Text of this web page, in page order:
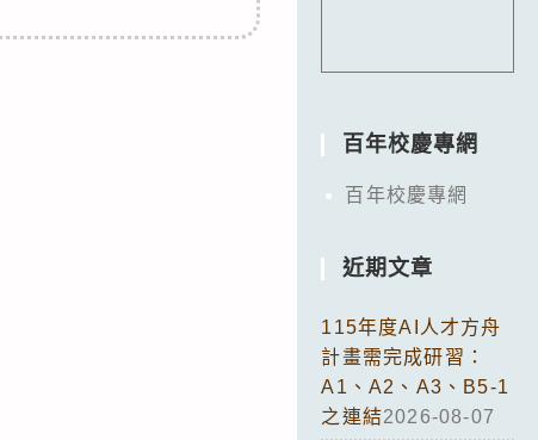
百年校慶專網
百年校慶專網
近期文章
115年度AI人才方舟
計畫需完成研習：
A1、A2、A3、B5-1
之連結2026-08-07